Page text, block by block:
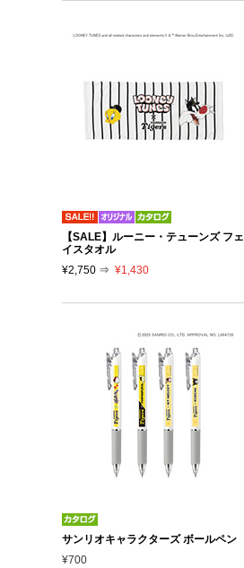
【SALE】ルーニー・テューンズ フェ
イスタオル
¥2,750 ⇒ ¥1,430
サンリオキャラクターズ ボールペン
¥700